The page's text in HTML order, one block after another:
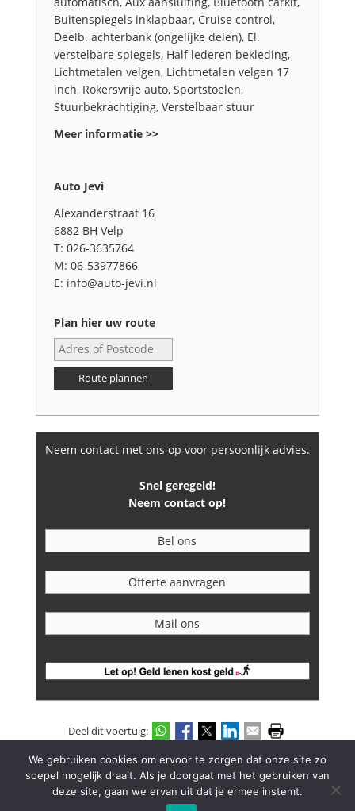
Buitenspiegels inklapbaar, Cruise control,
Deelb. achterbank (ongelijke delen), El.
verstelbare spiegels, Half lederen bekleding,
Lichtmetalen velgen, Lichtmetalen velgen 17
inch, Rokersvrije auto, Sportstoelen,
Stuurbekrachtiging, Verstelbaar stuur
Meer informatie >>
Auto Jevi
Alexanderstraat 16
6882 BH Velp
T: 026-3635764
M: 06-53977866
E: info@auto-jevi.nl
Plan hier uw route
Route plannen
Neem contact met ons op voor persoonlijk advies.
Snel geregeld!
Neem contact op!
Bel ons
Offerte aanvragen
Mail ons
Deel dit voertuig:
Powered by: Autosoft- Disclaimer
We gebruiken cookies om ervoor te zorgen dat onze site zo
soepel mogelijk draait. Als je doorgaat met het gebruiken van
deze site, gaan we ervan uit dat je ermee instemt.